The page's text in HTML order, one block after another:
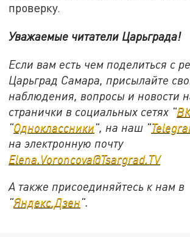
проверку.
Уважаемые читатели Царьграда!
Если вам есть чем поделиться с
Царьград Самара, присылайте
наблюдения, вопросы и новости
странички в социальных сетях "
"Одноклассники", на наш "
на электронную почту
Elena.Voroncova@Tsargrad.TV
А также присоединяйтесь к нам в
"Яндекс.Дзен".